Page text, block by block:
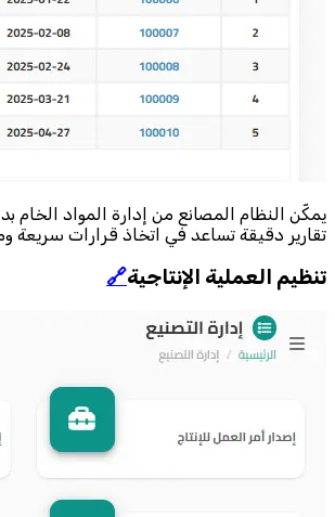
يمكّن النظام المصانع من إدارة المواد
تقارير دقيقة تساعد في اتخاذ قرارات سريعة
تنظيم العملية الإنتاجية🔗